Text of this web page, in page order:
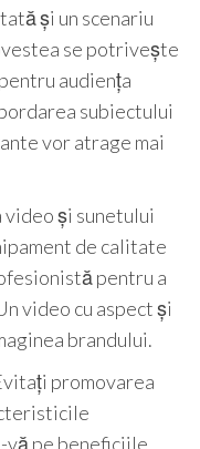
și un scenariu
se potrivește
audiența
subiectului
vor atrage mai
și sunetului
de calitate
pentru a
video cu aspect și
brandului.
promovarea
vă pe beneficiile